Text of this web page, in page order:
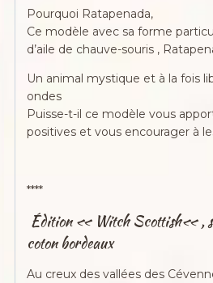
Pourquoi Ratapenada,
Ce modèle avec sa forme
d’aile de chauve-souris ,
Un animal mystique et à la fois
ondes
Puisse-t-il ce modèle vous
positives et vous encourager à
****
Édition « Witch Scottish« ,
coton bordeaux
Au creux des vallées des